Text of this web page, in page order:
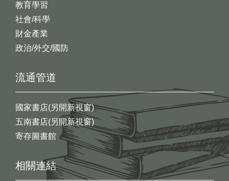
教育學習
社會/科學
財金產業
政治/外交/國防
流通管道
國家書店(另開新視窗)
五南書店(另開新視窗)
寄存圖書館
相關連結